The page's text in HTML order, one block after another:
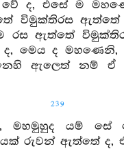
ද, එසේ ම
විමුක්තිරස ඇත්තේ
රස ඇත්තේ
මෙය ද මහණෙනි,
ඇලෙත් නම් ඒ
239
මහමුහුද යම්
රුවන් ඇත්තේ ද,